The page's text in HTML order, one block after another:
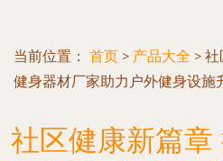
当前位置： 首页 > 产品大全 > 社
健身器材厂家助力户外健身设施
社区健康新篇章